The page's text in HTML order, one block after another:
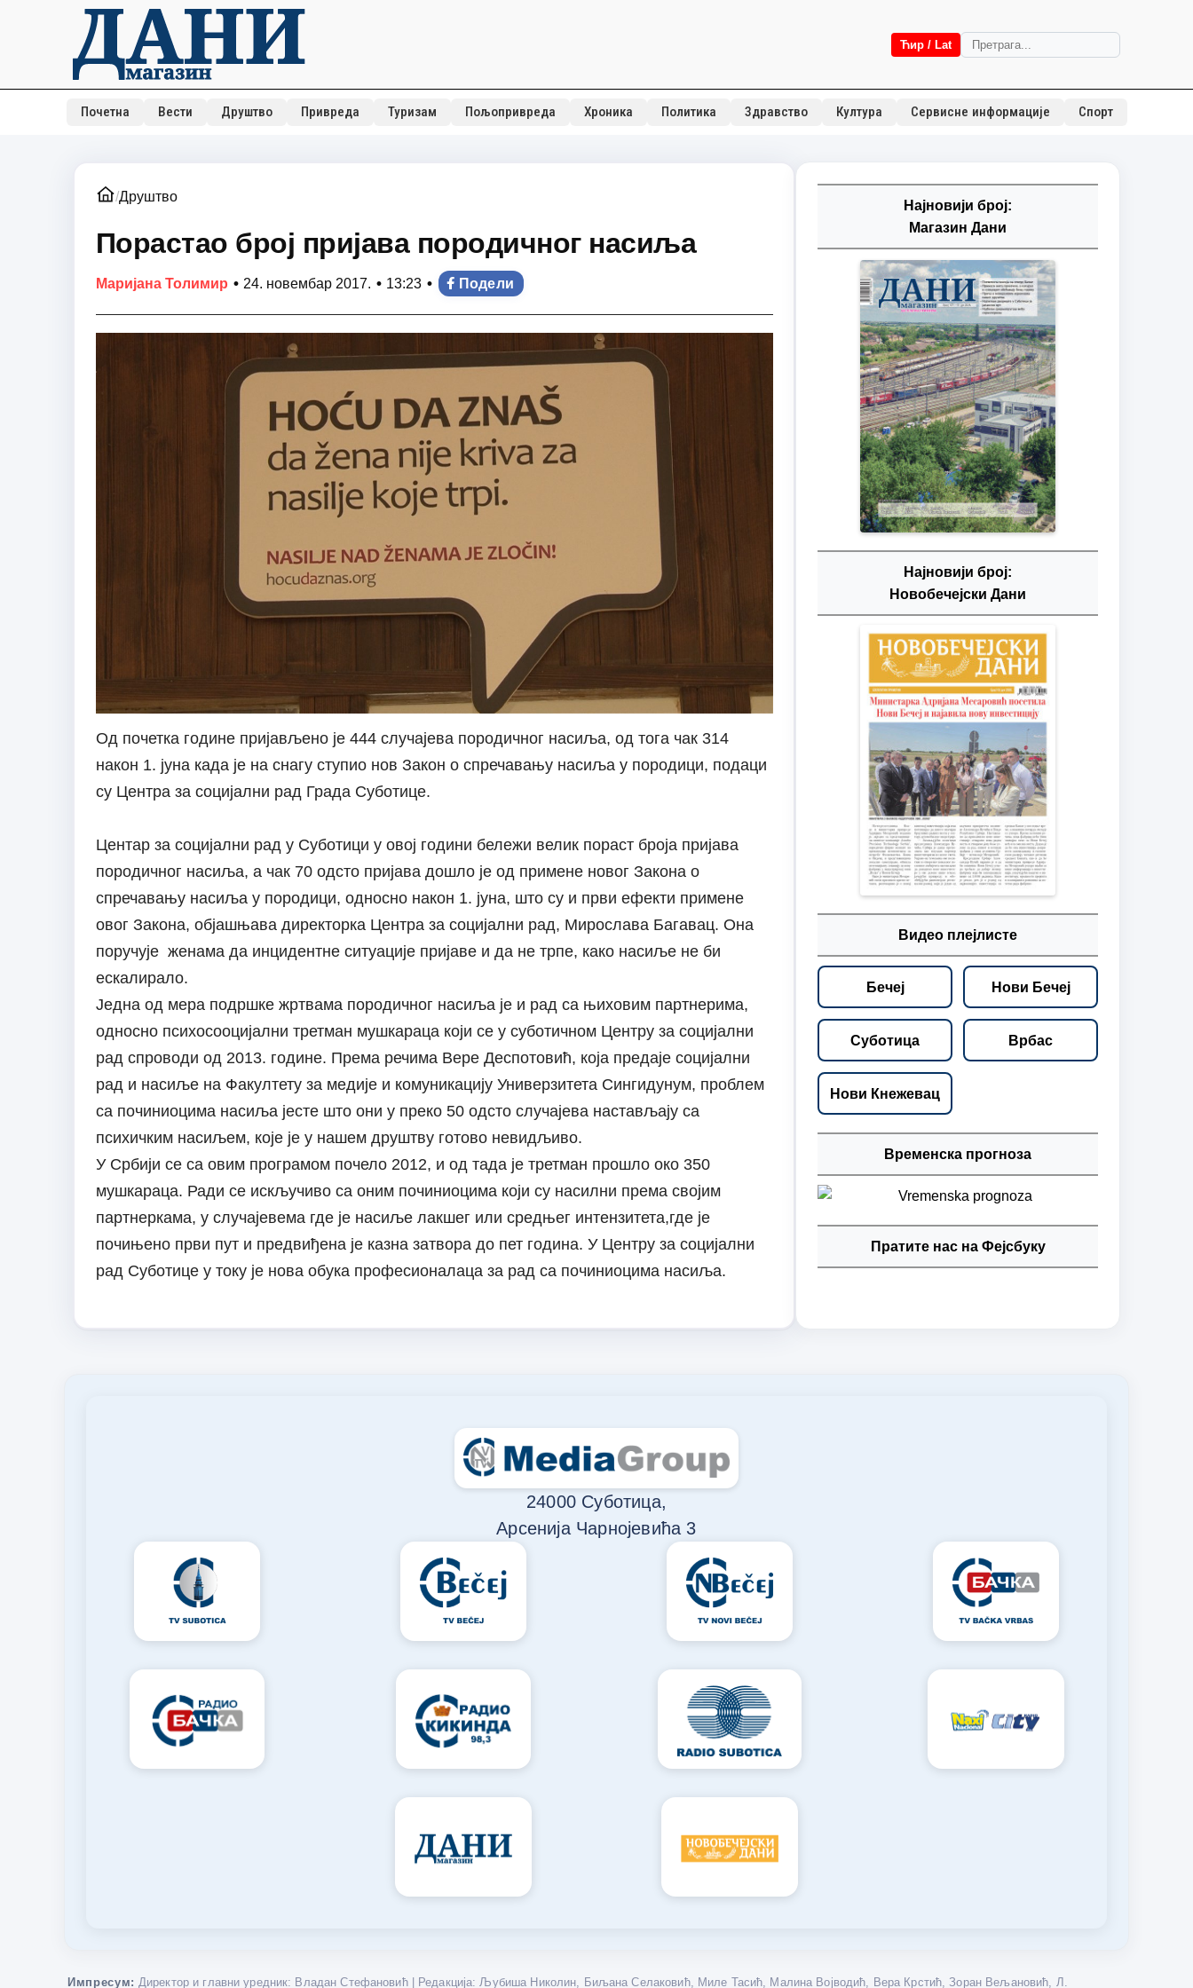
Ћир / Lat
Почетна Вести Друштво Привреда Туризам Пољопривреда Хроника Политика Здравство Култура Сервисне информације Спорт
/Друштво
Порастао број пријава породичног насиља
Маријана Толимир • 24. новембар 2017. • 13:23 • Подели
Од почетка године пријављено је 444 случајева породичног насиља, од тога чак 314
након 1. јуна када је на снагу ступио нов Закон о спречавању насиља у породици, подаци
су Центра за социјални рад Града Суботице.
Центар за социјални рад у Суботици у овој години бележи велик пораст броја пријава
породичног насиља, а чак 70 одсто пријава дошло је од примене новог Закона о
спречавању насиља у породици, односно након 1. јуна, што су и први ефекти примене
овог Закона, објашњава директорка Центра за социјални рад, Мирослава Багавац. Она
поручује женама да инцидентне ситуације пријаве и да не трпе, како насиље не би
ескалирало.
Једна од мера подршке жртвама породичног насиља је и рад са њиховим партнерима,
односно психосооцијални третман мушкараца који се у суботичном Центру за социјални
рад спроводи од 2013. године. Према речима Вере Деспотовић, која предаје социјални
рад и насиље на Факултету за медије и комуникацију Универзитета Сингидунум, проблем
са починиоцима насиља јесте што они у преко 50 одсто случајева настављају са
психичким насиљем, које је у нашем друштву готово невидљиво.
У Србији се са овим програмом почело 2012, и од тада је третман прошло око 350
мушкараца. Ради се искључиво са оним починиоцима који су насилни према својим
партнеркама, у случајевема где је насиље лакшег или средњег интензитета,где је
почињено први пут и предвиђена је казна затвора до пет година. У Центру за социјални
рад Суботице у току је нова обука професионалаца за рад са починиоцима насиља.
Најновији број:
Магазин Дани
Најновији број:
Новобечејски Дани
Видео плејлисте
Бечеј Нови Бечеј
Суботица Врбас
Нови Кнежевац
Временска прогноза
Пратите нас на Фејсбуку
24000 Суботица,
Арсенија Чарнојевића 3
Импресум: Директор и главни уредник: Владан Стефановић | Редакција: Љубиша Николин, Биљана Селаковић, Миле Тасић, Малина Војводић, Вера Крстић, Зоран Вељановић, Л.